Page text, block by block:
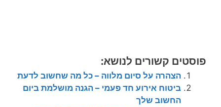
פוסטים קשורים לנושא:
הצהרה על סיום מלווה – כל מה שחשוב לדעת
ביטוח אירוע חד פעמי – הגנה מושלמת ביום
החשוב שלך